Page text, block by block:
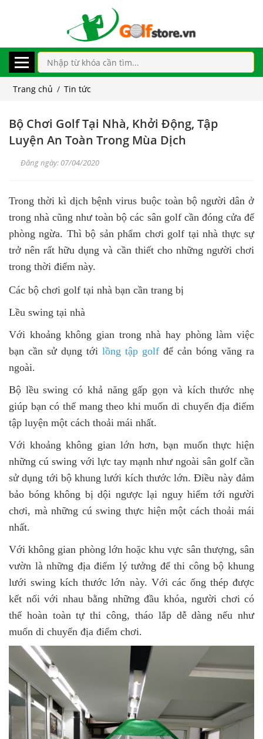
Trang chủ / Tin tức
Bộ Chơi Golf Tại Nhà, Khởi Động, Tập
Luyện An Toàn Trong Mùa Dịch
Đăng ngày: 07/04/2020
Trong thời kì dịch bệnh virus buộc toàn bộ người dân ở
trong nhà cũng như toàn bộ các sân golf cần đóng cửa để
phòng ngừa. Thì bộ sản phẩm chơi golf tại nhà thực sự
trở nên rất hữu dụng và cần thiết cho những người chơi
trong thời điểm này.
Các bộ chơi golf tại nhà bạn cần trang bị
Lều swing tại nhà
Với khoảng không gian trong nhà hay phòng làm việc
bạn cần sử dụng tới lồng tập golf để cản bóng văng ra
ngoài.
Bộ lều swing có khả năng gấp gọn và kích thước nhẹ
giúp bạn có thể mang theo khi muốn di chuyển địa điểm
tập luyện một cách thoải mái nhất.
Với khoảng không gian lớn hơn, bạn muốn thực hiện
những cú swing với lực tay mạnh như ngoài sân golf cần
sử dụng tới bộ khung lưới kích thước lớn. Điều này đảm
bảo bóng không bị dội ngược lại nguy hiểm tới người
chơi, mà những cú swing thực hiện một cách thoải mái
nhất.
Với không gian phòng lớn hoặc khu vực sân thượng, sân
vườn là những địa điểm lý tưởng để thi công bộ khung
lưới swing kích thước lớn này. Với các ống thép được
kết nối với nhau bằng những đầu khóa, người chơi có
thể hoàn toàn tự thi công, tháo lắp dễ dàng nếu như
muốn di chuyển địa điểm chơi.